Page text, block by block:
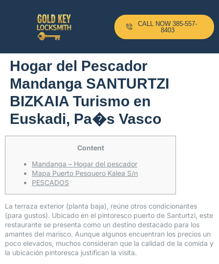
CALL NOW 385-557-
8403
Hogar del Pescador
Mandanga SANTURTZI
BIZKAIA Turismo en
Euskadi, Pa�s Vasco
Content
Mandanga – Hogar del pescador
Mapa Puerto Pesquero Kalea S/n
PESCADOS
La terraza exterior (planta baja), reúne otros condicionantes
(para gustos). Ubicado en el pintoresco puerto de Santurtzi, este
restaurante se presenta como un destino destacado para los
amantes del marisco. Aunque algunos encuentran los precios un
poco elevados, muchos consideran que la calidad de la comida y
la ubicación pintoresca justifican la visita.